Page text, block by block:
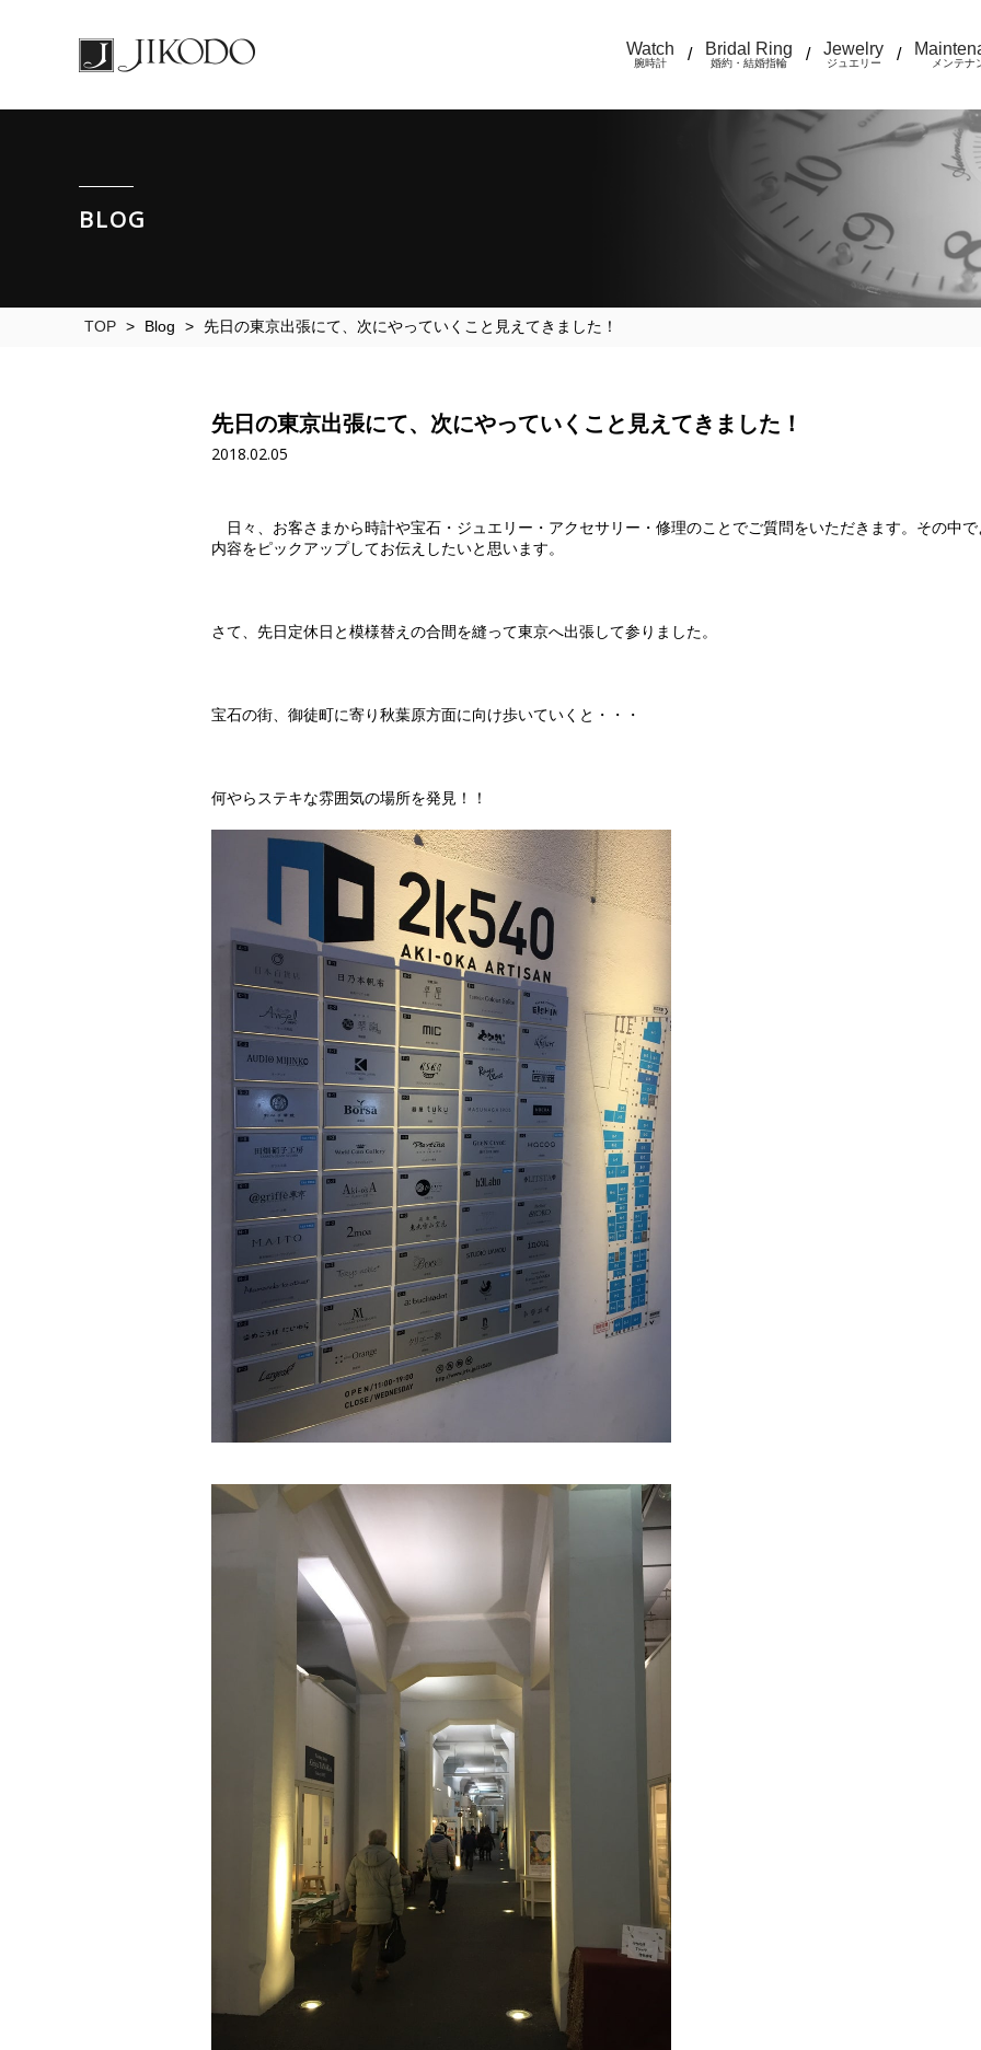
Watch
腕時計 / Bridal Ring
婚約・結婚指輪 / Jewelry
ジュエリー / メンテナ
BLOG
TOP > Blog > 先日の東京出張にて、次にやっていくこと見えてきました！
先日の東京出張にて、次にやっていくこと見えてきました！
2018.02.05
日々、お客さまから時計や宝石・ジュエリー・アクセサリー・修理のことでご質問をいただきます。その中
内容をピックアップしてお伝えしたいと思います。
さて、先日定休日と模様替えの合間を縫って東京へ出張して参りました。
宝石の街、御徒町に寄り秋葉原方面に向け歩いていくと・・・
何やらステキな雰囲気の場所を発見！！